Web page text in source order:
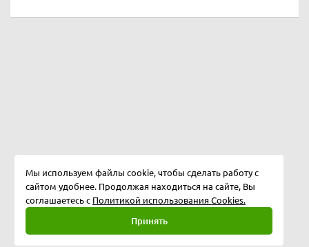
Мы используем файлы cookie, чтобы сделать работу с
сайтом удобнее. Продолжая находиться на сайте, Вы
соглашаетесь с Политикой использования Cookies.
Принять